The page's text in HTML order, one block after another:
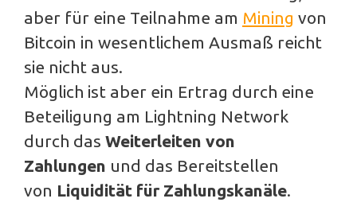
aber für eine Teilnahme am Mining von
Bitcoin in wesentlichem Ausmaß reicht
sie nicht aus.
Möglich ist aber ein Ertrag durch eine
Beteiligung am Lightning Network
durch das Weiterleiten von
Zahlungen und das Bereitstellen
von Liquidität für Zahlungskanäle.